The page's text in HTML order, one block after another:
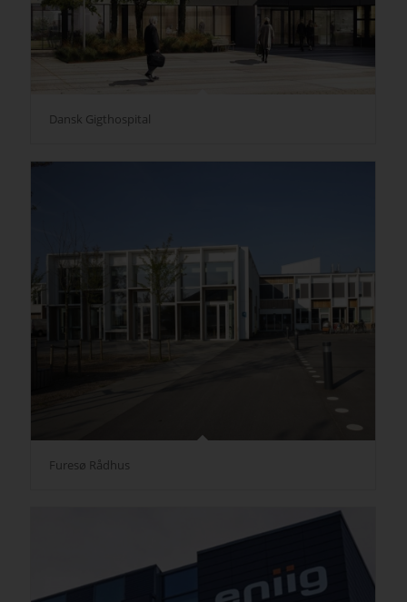
Dansk Gigthospital
Furesø Rådhus